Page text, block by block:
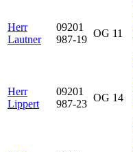
Herr
Lautner
09201
987-19
OG 11
Herr
Lippert
09201
987-23
OG 14